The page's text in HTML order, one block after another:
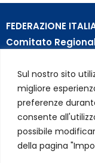
Sul nostro sito
migliore
preferenze
consente
possibile
della pagina
FEDERAZIONE
Comitato
Trieste (TS)
Partita Iva
Codice Fiscale
Codice SDI
LINK UTILI